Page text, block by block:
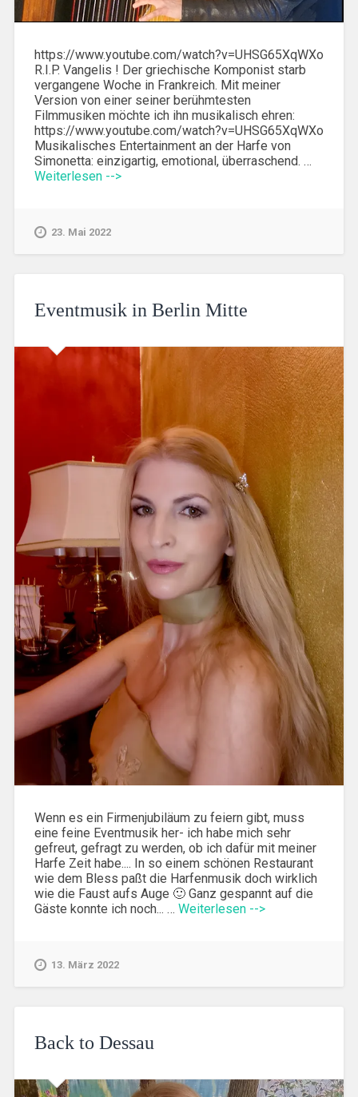
https://www.youtube.com/watch?v=UHSG65XqWXo
R.I.P. Vangelis ! Der griechische Komponist starb
vergangene Woche in Frankreich. Mit meiner
Version von einer seiner berühmtesten
Filmmusiken möchte ich ihn musikalisch ehren:
https://www.youtube.com/watch?v=UHSG65XqWXo
Musikalisches Entertainment an der Harfe von
Simonetta: einzigartig, emotional, überraschend. …
Weiterlesen -->
23. Mai 2022
Eventmusik in Berlin Mitte
Wenn es ein Firmenjubiläum zu feiern gibt, muss
eine feine Eventmusik her- ich habe mich sehr
gefreut, gefragt zu werden, ob ich dafür mit meiner
Harfe Zeit habe.... In so einem schönen Restaurant
wie dem Bless paßt die Harfenmusik doch wirklich
wie die Faust aufs Auge 🙂 Ganz gespannt auf die
Gäste konnte ich noch... … Weiterlesen -->
13. März 2022
Back to Dessau